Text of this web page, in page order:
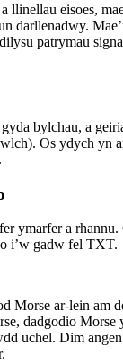
llinellau eisoes,
darllenadwy.
patrymau
bylchau, a
Os ydych yn
ymarfer a
i’w gadw fel TXT.
Morse ar-lein am
dadgodio Morse
uchel. Dim